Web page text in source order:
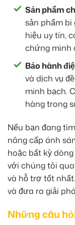
Sản phẩm
sản phẩm bi
hiệu uy tín,
chứng minh
Bảo hành
và dịch vụ
minh bạch.
hàng trong
Nếu bạn đang
nâng cấp ánh
hoặc bất kỳ
với chúng tôi
và hỗ trợ tốt
và đưa ra giải
Những câu